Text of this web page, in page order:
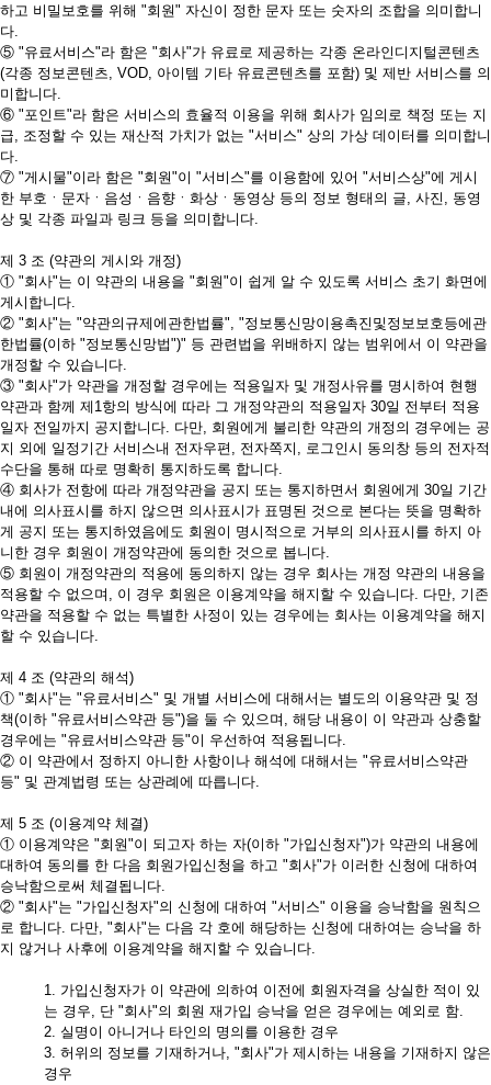
하고 비밀보호를 위해 "회원" 자신이 정한 문자 또는 숫자의 조합을 의미합니
다.
⑤ "유료서비스"라 함은 "회사"가 유료로 제공하는 각종 온라인디지털콘텐츠
(각종 정보콘텐츠, VOD, 아이템 기타 유료콘텐츠를 포함) 및 제반 서비스를 의
미합니다.
⑥ "포인트"라 함은 서비스의 효율적 이용을 위해 회사가 임의로 책정 또는 지
급, 조정할 수 있는 재산적 가치가 없는 "서비스" 상의 가상 데이터를 의미합니
다.
⑦ "게시물"이라 함은 "회원"이 "서비스"를 이용함에 있어 "서비스상"에 게시
한 부호ㆍ문자ㆍ음성ㆍ음향ㆍ화상ㆍ동영상 등의 정보 형태의 글, 사진, 동영
상 및 각종 파일과 링크 등을 의미합니다.
제 3 조 (약관의 게시와 개정)
① "회사"는 이 약관의 내용을 "회원"이 쉽게 알 수 있도록 서비스 초기 화면에
게시합니다.
② "회사"는 "약관의규제에관한법률", "정보통신망이용촉진및정보보호등에관
한법률(이하 "정보통신망법")" 등 관련법을 위배하지 않는 범위에서 이 약관을
개정할 수 있습니다.
③ "회사"가 약관을 개정할 경우에는 적용일자 및 개정사유를 명시하여 현행
약관과 함께 제1항의 방식에 따라 그 개정약관의 적용일자 30일 전부터 적용
일자 전일까지 공지합니다. 다만, 회원에게 불리한 약관의 개정의 경우에는 공
지 외에 일정기간 서비스내 전자우편, 전자쪽지, 로그인시 동의창 등의 전자적
수단을 통해 따로 명확히 통지하도록 합니다.
④ 회사가 전항에 따라 개정약관을 공지 또는 통지하면서 회원에게 30일 기간
내에 의사표시를 하지 않으면 의사표시가 표명된 것으로 본다는 뜻을 명확하
게 공지 또는 통지하였음에도 회원이 명시적으로 거부의 의사표시를 하지 아
니한 경우 회원이 개정약관에 동의한 것으로 봅니다.
⑤ 회원이 개정약관의 적용에 동의하지 않는 경우 회사는 개정 약관의 내용을
적용할 수 없으며, 이 경우 회원은 이용계약을 해지할 수 있습니다. 다만, 기존
약관을 적용할 수 없는 특별한 사정이 있는 경우에는 회사는 이용계약을 해지
할 수 있습니다.
제 4 조 (약관의 해석)
① "회사"는 "유료서비스" 및 개별 서비스에 대해서는 별도의 이용약관 및 정
책(이하 "유료서비스약관 등")을 둘 수 있으며, 해당 내용이 이 약관과 상충할
경우에는 "유료서비스약관 등"이 우선하여 적용됩니다.
② 이 약관에서 정하지 아니한 사항이나 해석에 대해서는 "유료서비스약관
등" 및 관계법령 또는 상관례에 따릅니다.
제 5 조 (이용계약 체결)
① 이용계약은 "회원"이 되고자 하는 자(이하 "가입신청자")가 약관의 내용에
대하여 동의를 한 다음 회원가입신청을 하고 "회사"가 이러한 신청에 대하여
승낙함으로써 체결됩니다.
② "회사"는 "가입신청자"의 신청에 대하여 "서비스" 이용을 승낙함을 원칙으
로 합니다. 다만, "회사"는 다음 각 호에 해당하는 신청에 대하여는 승낙을 하
지 않거나 사후에 이용계약을 해지할 수 있습니다.
1. 가입신청자가 이 약관에 의하여 이전에 회원자격을 상실한 적이 있
는 경우, 단 "회사"의 회원 재가입 승낙을 얻은 경우에는 예외로 함.
2. 실명이 아니거나 타인의 명의를 이용한 경우
3. 허위의 정보를 기재하거나, "회사"가 제시하는 내용을 기재하지 않은
경우